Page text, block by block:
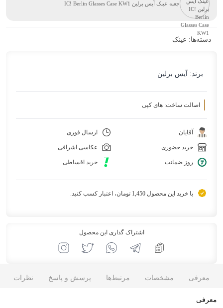
جعبه عینک آیس برلین IC! Berlin Glasses Case KW1
دسته‌ها: عینک
برند: آیس برلین
اصالت ساخت: های کپی
آقایان ارسال فوری
خرید حضوری عکاسی اشرافی
روز ضمانت خرید اقساطی
با خرید این محصول 1,450 تومان، اعتبار کسب کنید.
اشتراک گذاری این محصول
معرفی مشخصات مرتبط‌ها پرسش و پاسخ نظرات
معرفی